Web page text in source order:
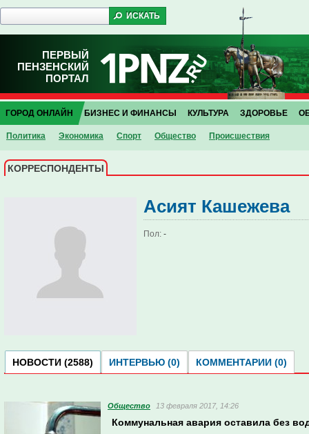
ПЕРВЫЙ
ПЕНЗЕНСКИЙ
ПОРТАЛ
ГОРОД ОНЛАЙН
Политика Экономика Спорт Общество Проиcшествия
БИЗНЕС И ФИНАНСЫ КУЛЬТУРА ЗДОРОВЬЕ
КОРРЕСПОНДЕНТЫ
Асият Кашежева
Пол: -
НОВОСТИ (2588) ИНТЕРВЬЮ (0) КОММЕНТАРИИ (0)
Общество 13 февраля 2017, 14:26
Коммунальная авария оставила без